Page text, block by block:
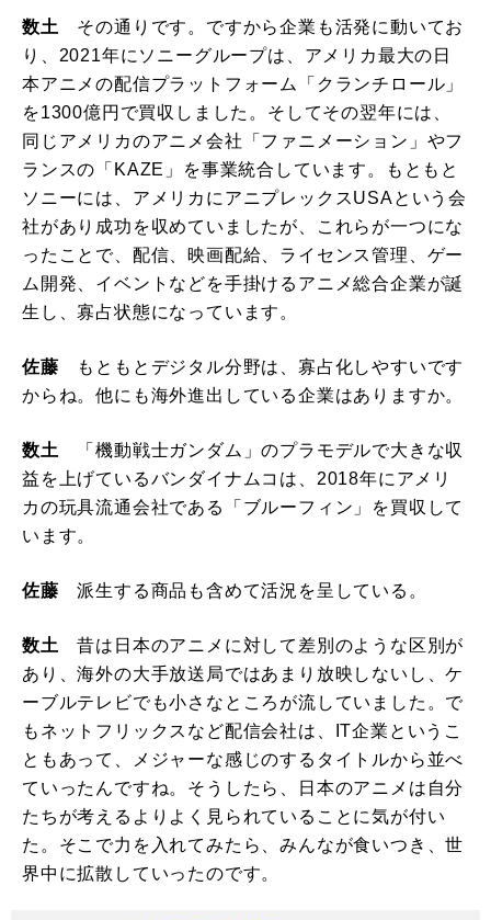
数土 その通りです。ですから企業も活発に動いてお
り、2021年にソニーグループは、アメリカ最大の日
本アニメの配信プラットフォーム「クランチロール」
を1300億円で買収しました。そしてその翌年には、
同じアメリカのアニメ会社「ファニメーション」やフ
ランスの「KAZE」を事業統合しています。もともと
ソニーには、アメリカにアニプレックスUSAという会
社があり成功を収めていましたが、これらが一つにな
ったことで、配信、映画配給、ライセンス管理、ゲー
ム開発、イベントなどを手掛けるアニメ総合企業が誕
生し、寡占状態になっています。
佐藤 もともとデジタル分野は、寡占化しやすいです
からね。他にも海外進出している企業はありますか。
数土 「機動戦士ガンダム」のプラモデルで大きな収
益を上げているバンダイナムコは、2018年にアメリ
カの玩具流通会社である「ブルーフィン」を買収して
います。
佐藤 派生する商品も含めて活況を呈している。
数土 昔は日本のアニメに対して差別のような区別が
あり、海外の大手放送局ではあまり放映しないし、ケ
ーブルテレビでも小さなところが流していました。で
もネットフリックスなど配信会社は、IT企業というこ
ともあって、メジャーな感じのするタイトルから並べ
ていったんですね。そうしたら、日本のアニメは自分
たちが考えるよりよく見られていることに気が付い
た。そこで力を入れてみたら、みんなが食いつき、世
界中に拡散していったのです。